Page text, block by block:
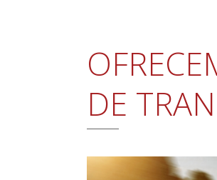
DE